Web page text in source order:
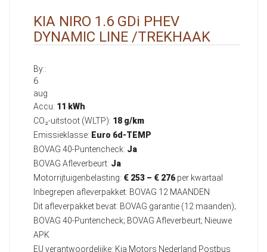
KIA NIRO 1.6 GDi PHEV
DYNAMIC LINE /TREKHAAK
By::
6
aug
Accu: 11 kWh
CO₂-uitstoot (WLTP): 18 g/km
Emissieklasse: Euro 6d-TEMP
BOVAG 40-Puntencheck: Ja
BOVAG Afleverbeurt: Ja
Motorrijtuigenbelasting: € 253 – € 276 per kwartaal
Inbegrepen afleverpakket: BOVAG 12 MAANDEN
Dit afleverpakket bevat: BOVAG garantie (12 maanden);
BOVAG 40-Puntencheck; BOVAG Afleverbeurt; Nieuwe
APK
EU verantwoordelijke: Kia Motors Nederland Postbus